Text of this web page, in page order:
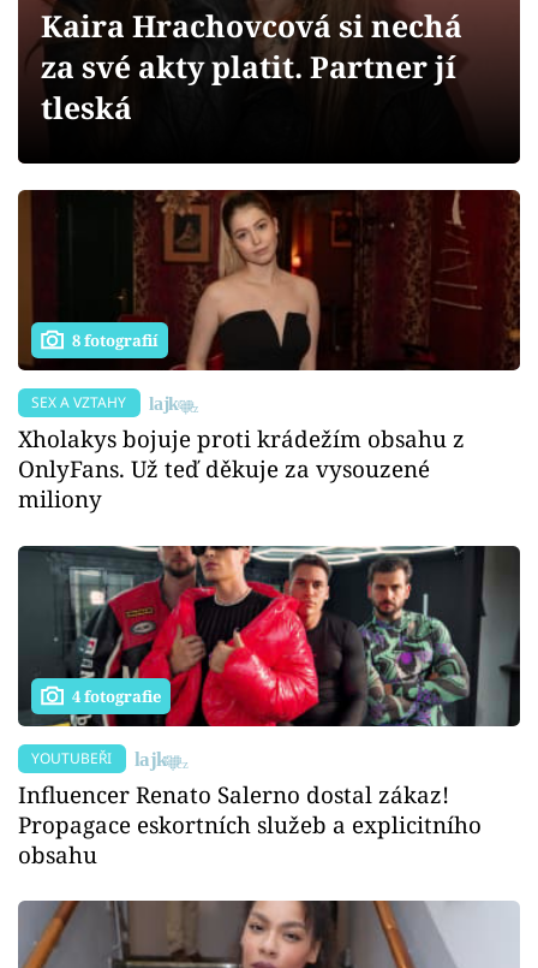
Videa
Sledujte prima+
Přihlášení
Kaira Hrachovcová si nechá
za své akty platit. Partner jí
tleská
8 fotografií
SEX A VZTAHY
Xholakys bojuje proti krádežím obsahu z
OnlyFans. Už teď děkuje za vysouzené
miliony
4 fotografie
YOUTUBEŘI
Influencer Renato Salerno dostal zákaz!
Propagace eskortních služeb a explicitního
obsahu